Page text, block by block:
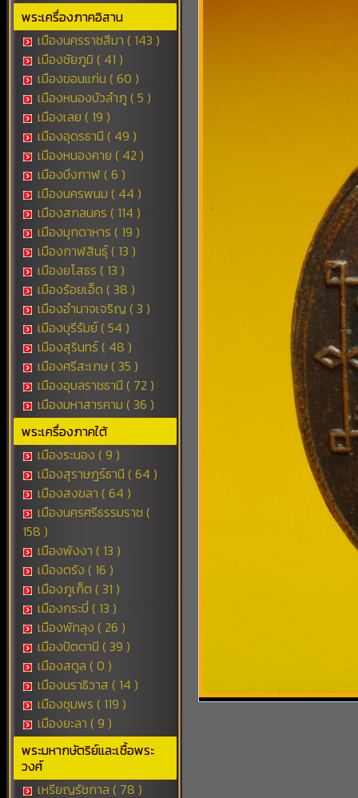
พระเครื่องภาคอิสาน
เมืองนครราชสีมา ( 143 )
เมืองชัยภูมิ ( 41 )
เมืองขอนแก่น ( 60 )
เมืองหนองบัวลำภู ( 5 )
เมืองเลย ( 19 )
เมืองอุดรธานี ( 49 )
เมืองหนองคาย ( 42 )
เมืองบึงกาฬ ( 6 )
เมืองนครพนม ( 44 )
เมืองสกลนคร ( 114 )
เมืองมุกดาหาร ( 19 )
เมืองกาฬสินธุ์ ( 13 )
เมืองยโสธร ( 13 )
เมืองร้อยเอ็ด ( 38 )
เมืองอำนาจเจริญ ( 3 )
เมืองบุรีรัมย์ ( 54 )
เมืองสุรินทร์ ( 48 )
เมืองศรีสะเกษ ( 35 )
เมืองอุบลราชธานี ( 72 )
เมืองมหาสารคาม ( 36 )
พระเครื่องภาคใต้
เมืองระนอง ( 9 )
เมืองสุราษฎร์ธานี ( 64 )
เมืองสงขลา ( 64 )
เมืองนครศรีธรรมราช (
158 )
เมืองพังงา ( 13 )
เมืองตรัง ( 16 )
เมืองภูเก็ต ( 31 )
เมืองกระบี่ ( 13 )
เมืองพัทลุง ( 26 )
เมืองปัตตานี ( 39 )
เมืองสตูล ( 0 )
เมืองนราธิวาส ( 14 )
เมืองชุมพร ( 119 )
เมืองยะลา ( 9 )
พระมหากษัตริย์และเชื้อพระ
วงศ์
เหรียญรัชกาล ( 78 )